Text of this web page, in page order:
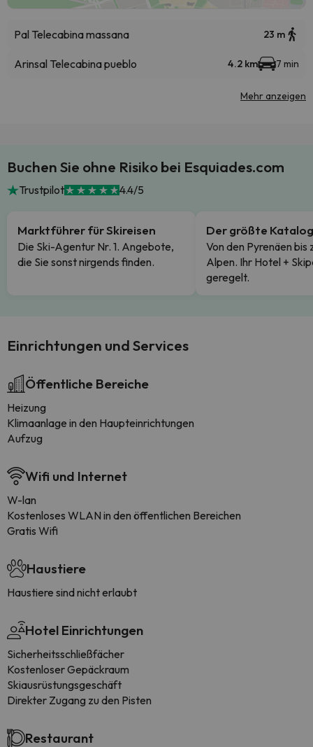
Pal Telecabina massana 23 m
Arinsal Telecabina pueblo 4.2 km 7 min
Mehr anzeigen
Buchen Sie ohne Risiko bei Esquiades.com
Trustpilot 4.4/5
Marktführer für Skireisen
Die Ski-Agentur Nr. 1. Angebote,
die Sie sonst nirgends finden.
Der größte Katalog
Von den Pyrenäen bis
Alpen. Ihr Hotel +
geregelt.
Einrichtungen und Services
Öffentliche Bereiche
Heizung
Klimaanlage in den Haupteinrichtungen
Aufzug
Wifi und Internet
W-lan
Kostenloses WLAN in den öffentlichen Bereichen
Gratis Wifi
Haustiere
Haustiere sind nicht erlaubt
Hotel Einrichtungen
Sicherheitsschließfächer
Kostenloser Gepäckraum
Skiausrüstungsgeschäft
Direkter Zugang zu den Pisten
Restaurant